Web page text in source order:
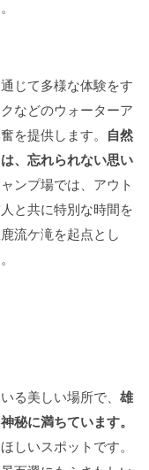
じて多様な体験をす
などのウォーターア
を提供します。 自然
、忘れられない思い
ンプ場では、アウト
と共に特別な時間を
流ケ滝を起点とし
る美しい場所で、 雄
秘に満ちています。
しいスポットです。